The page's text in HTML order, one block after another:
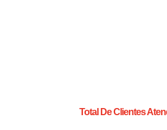
Total De Clientes